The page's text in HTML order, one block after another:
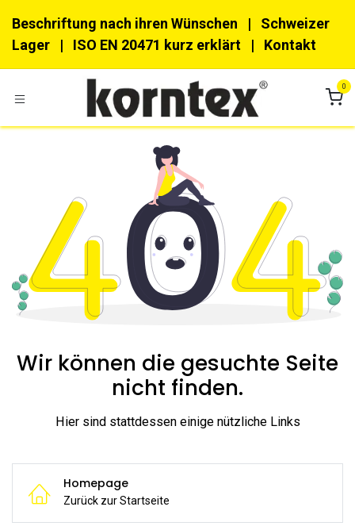
Beschriftung nach ihren Wünschen | Schweizer
Lager | ISO EN 20471 kurz erklärt | Kon​​takt
0
Wir können die gesuchte Seite
nicht finden.
Hier sind stattdessen einige nützliche Links
Homepage
Zurück zur Startseite